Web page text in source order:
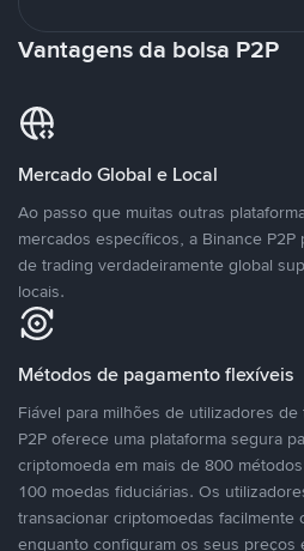
Vantagens da bolsa P2P
Mercado Global e Local
Ao passo que muitas outras
mercados específicos, a Binance
de trading verdadeiramente global
locais.
Métodos de pagamento flexíveis
Fiável para milhões de utilizadores
P2P oferece uma plataforma segura
criptomoeda em mais de 800
100 moedas fiduciárias. Os
transacionar criptomoedas facilmente
enquanto configuram os seus preços